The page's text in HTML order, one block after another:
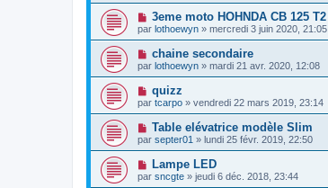
3eme moto HOHNDA CB 125 T2
par lothoewyn » mercredi 3 juin 2020, 21:05
chaine secondaire
par lothoewyn » mardi 21 avr. 2020, 12:08
quizz
par tcarpo » vendredi 22 mars 2019, 23:14
Table elévatrice modèle Slim
par septer01 » lundi 25 févr. 2019, 22:50
Lampe LED
par sncgte » jeudi 6 déc. 2018, 23:44